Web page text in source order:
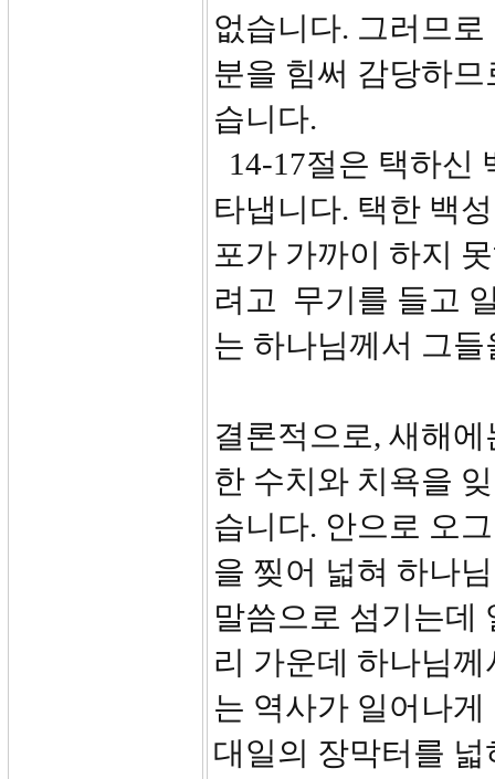
없습니다. 그러므
분을 힘써 감당하
습니다.
14-17절은 택하신
타냅니다. 택한 백
포가 가까이 하지
려고 무기를 들고
는 하나님께서 그
결론적으로, 새해
한 수치와 치욕을
습니다. 안으로 오
을 찢어 넓혀 하나
말씀으로 섬기는데
리 가운데 하나님
는 역사가 일어나
대일의 장막터를